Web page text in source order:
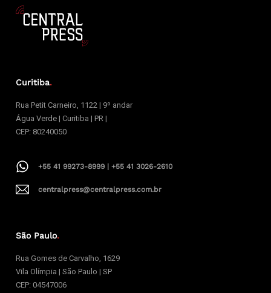
Curitiba.
Rua Petit Carneiro, 1122 | 9º andar
Água Verde | Curitiba | PR |
CEP: 80240050
+55 41 99273-8999 | +55 41 3026-2610
centralpress@centralpress.com.br
São Paulo.
Rua Gomes de Carvalho, 1629
Vila Olímpia | São Paulo | SP
CEP: 04547006